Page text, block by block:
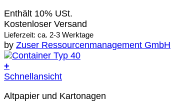
Enthält 10% USt.
Kostenloser Versand
Lieferzeit: ca. 2-3 Werktage
by Zuser Ressourcenmanagement GmbH
+
Schnellansicht
Altpapier und Kartonagen